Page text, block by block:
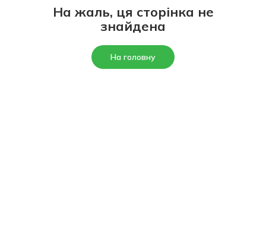
На жаль, ця сторінка не
знайдена
На головну